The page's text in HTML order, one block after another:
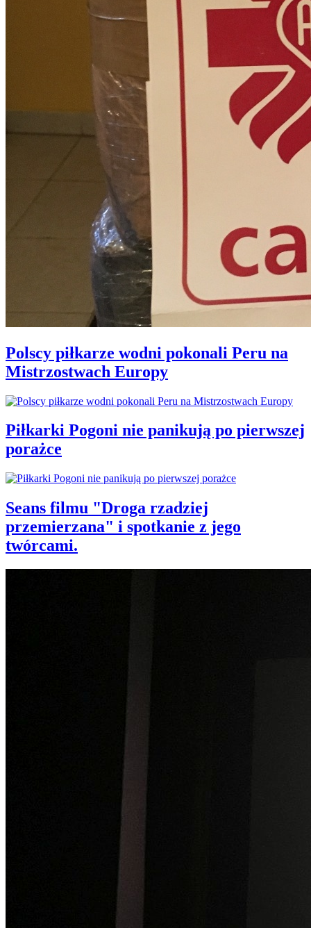
Polscy piłkarze wodni pokonali Peru na
Mistrzostwach Europy
Piłkarki Pogoni nie panikują po pierwszej
porażce
Seans filmu "Droga rzadziej
przemierzana" i spotkanie z jego
twórcami.